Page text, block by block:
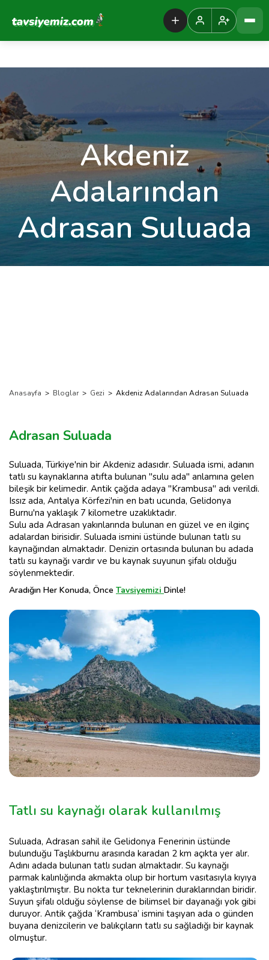
Tavsiyemiz Anasayfa
Akdeniz
Adalarından
Adrasan Suluada
Anasayfa > Bloglar > Gezi > Akdeniz Adalarından Adrasan Suluada
Adrasan Suluada
Suluada, Türkiye'nin bir Akdeniz adasıdır. Suluada ismi, adanın
tatlı su kaynaklarına atıfta bulunan "sulu ada" anlamına gelen
bileşik bir kelimedir. Antik çağda adaya "Krambusa" adı verildi.
Issız ada, Antalya Körfezi'nin en batı ucunda, Gelidonya
Burnu'na yaklaşık 7 kilometre uzaklıktadır.
Sulu ada Adrasan yakınlarında bulunan en güzel ve en ilginç
adalardan birisidir. Suluada ismini üstünde bulunan tatlı su
kaynağından almaktadır. Denizin ortasında bulunan bu adada
tatlı su kaynağı vardır ve bu kaynak suyunun şifalı olduğu
söylenmektedir.
Aradığın Her Konuda, Önce Tavsiyemizi Dinle!
Tatlı su kaynağı olarak kullanılmış
Suluada, Adrasan sahil ile Gelidonya Fenerinin üstünde
bulunduğu Taşlıkburnu arasında karadan 2 km açıkta yer alır.
Adını adada bulunan tatlı sudan almaktadır. Su kaynağı
parmak kalınlığında akmakta olup bir hortum vasıtasıyla kıyıya
yaklaştırılmıştır. Bu nokta tur teknelerinin duraklarından biridir.
Suyun şifalı olduğu söylense de bilimsel bir dayanağı yok gibi
duruyor. Antik çağda ‘Krambusa’ ismini taşıyan ada o günden
buyana denizcilerin ve balıkçıların tatlı su sağladığı bir kaynak
olmuştur.